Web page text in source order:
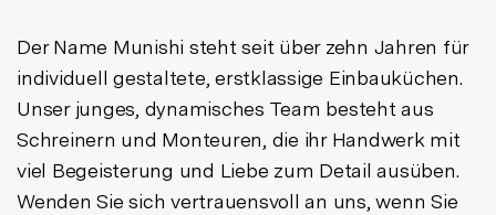
Der Name Munishi steht seit über zehn Jahren für
individuell gestaltete, erstklassige Einbauküchen.
Unser junges, dynamisches Team besteht aus
Schreinern und Monteuren, die ihr Handwerk mit
viel Begeisterung und Liebe zum Detail ausüben.
Wenden Sie sich vertrauensvoll an uns, wenn Sie